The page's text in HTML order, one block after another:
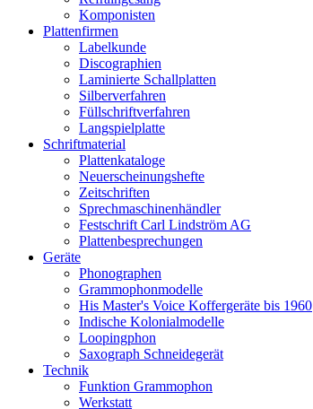
Komponisten
Plattenfirmen
Labelkunde
Discographien
Laminierte Schallplatten
Silberverfahren
Füllschriftverfahren
Langspielplatte
Schriftmaterial
Plattenkataloge
Neuerscheinungshefte
Zeitschriften
Sprechmaschinenhändler
Festschrift Carl Lindström AG
Plattenbesprechungen
Geräte
Phonographen
Grammophonmodelle
His Master's Voice Koffergeräte bis 1960
Indische Kolonialmodelle
Loopingphon
Saxograph Schneidegerät
Technik
Funktion Grammophon
Werkstatt